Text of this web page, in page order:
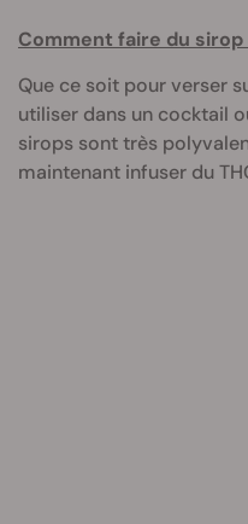
Comment faire du sirop
Que ce soit pour verser
utiliser dans un cocktail
sirops sont très
maintenant infuser du